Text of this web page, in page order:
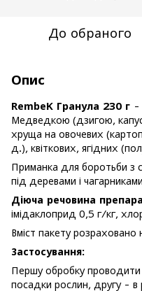
До обраного
Опис
RembeK Гранула 230 г -
Медведкою (дзигою,
хруща на овочевих
д.), квіткових, ягідних
Приманка для боротьби з
під деревами і
Діюча речовина
імідаклоприд 0,5 г/кг,
Вміст пакету
Застосування:
Першу обробку
посадки рослин, другу - в